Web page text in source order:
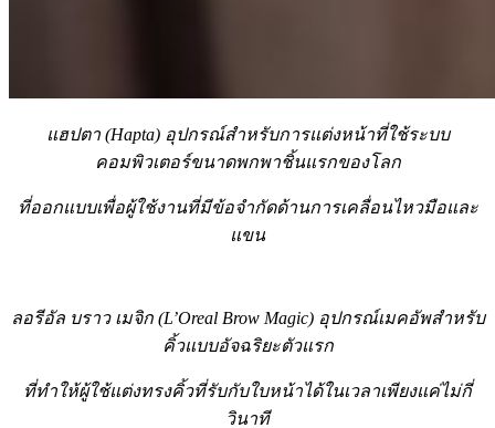
แฮปตา (Hapta) อุปกรณ์สำหรับการแต่งหน้าที่ใช้ระบบ
คอมพิวเตอร์ขนาดพกพาชิ้นแรกของโลก
ที่ออกแบบเพื่อผู้ใช้งานที่มีข้อจำกัดด้านการเคลื่อนไหวมือและ
แขน
ลอรีอัล บราว เมจิก (L’Oreal Brow Magic) อุปกรณ์เมคอัพสำหรับ
คิ้วแบบอัจฉริยะตัวแรก
ที่ทำให้ผู้ใช้แต่งทรงคิ้วที่รับกับใบหน้าได้ในเวลาเพียงแค่ไม่กี่
วินาที